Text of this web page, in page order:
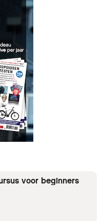
voor beginners